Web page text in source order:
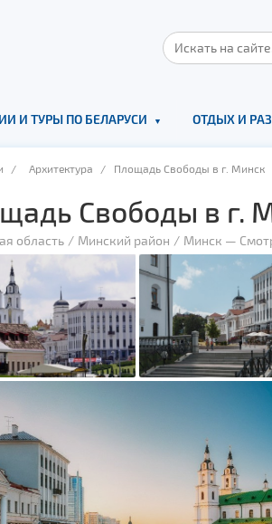
И ТУРЫ ПО БЕЛАРУСИ ОТДЫХ И
/ Архитектура / Площадь Свободы в г. Минск
Свободы в г.
область Минский район Минск —